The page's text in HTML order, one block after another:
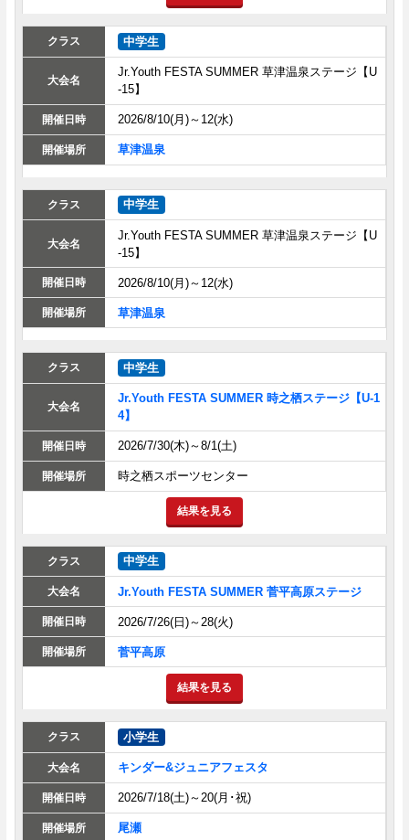
中学生
Jr.Youth FESTA SUMMER 草津温泉ステージ【U
-15】
2026/8/10(月)～12(水)
草津温泉
中学生
Jr.Youth FESTA SUMMER 草津温泉ステージ【U
-15】
2026/8/10(月)～12(水)
草津温泉
中学生
Jr.Youth FESTA SUMMER 時之栖ステージ【U-1
4】
2026/7/30(木)～8/1(土)
時之栖スポーツセンター
結果を見る
中学生
Jr.Youth FESTA SUMMER 菅平高原ステージ
2026/7/26(日)～28(火)
菅平高原
結果を見る
小学生
キンダー&ジュニアフェスタ
2026/7/18(土)～20(月･祝)
尾瀬